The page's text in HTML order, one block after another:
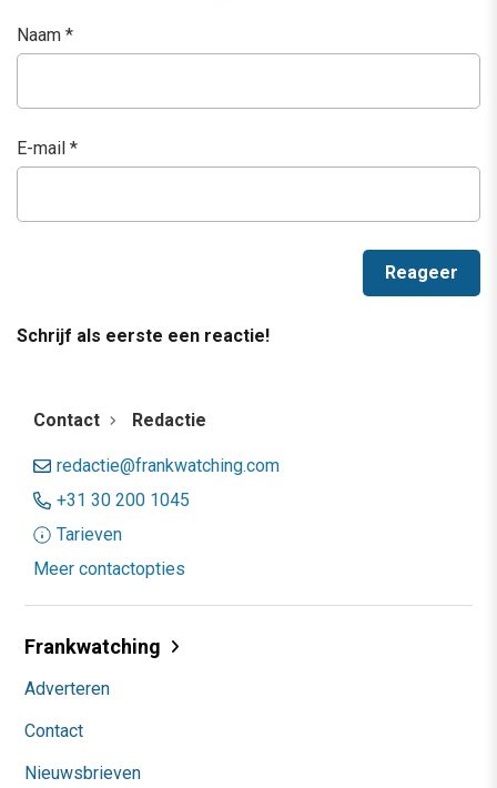
Naam *
E-mail *
Schrijf als eerste een reactie!
Contact Redactie
redactie@frankwatching.com
+31 30 200 1045
Tarieven
Meer contactopties
Frankwatching
Adverteren
Contact
Nieuwsbrieven